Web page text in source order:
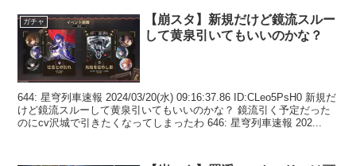
ガチャ
【崩スタ】新規だけど鏡流スルー
して黄泉引いてもいいのかな？
644: 星穹列車速報 2024/03/20(水) 09:16:37.86 ID:CLeo5PsH0 新規だ
けど鏡流スルーして黄泉引いてもいいのかな？ 鏡流引く予定だった
のにcv沢城で引きたくなってしまったわ 646: 星穹列車速報 202...